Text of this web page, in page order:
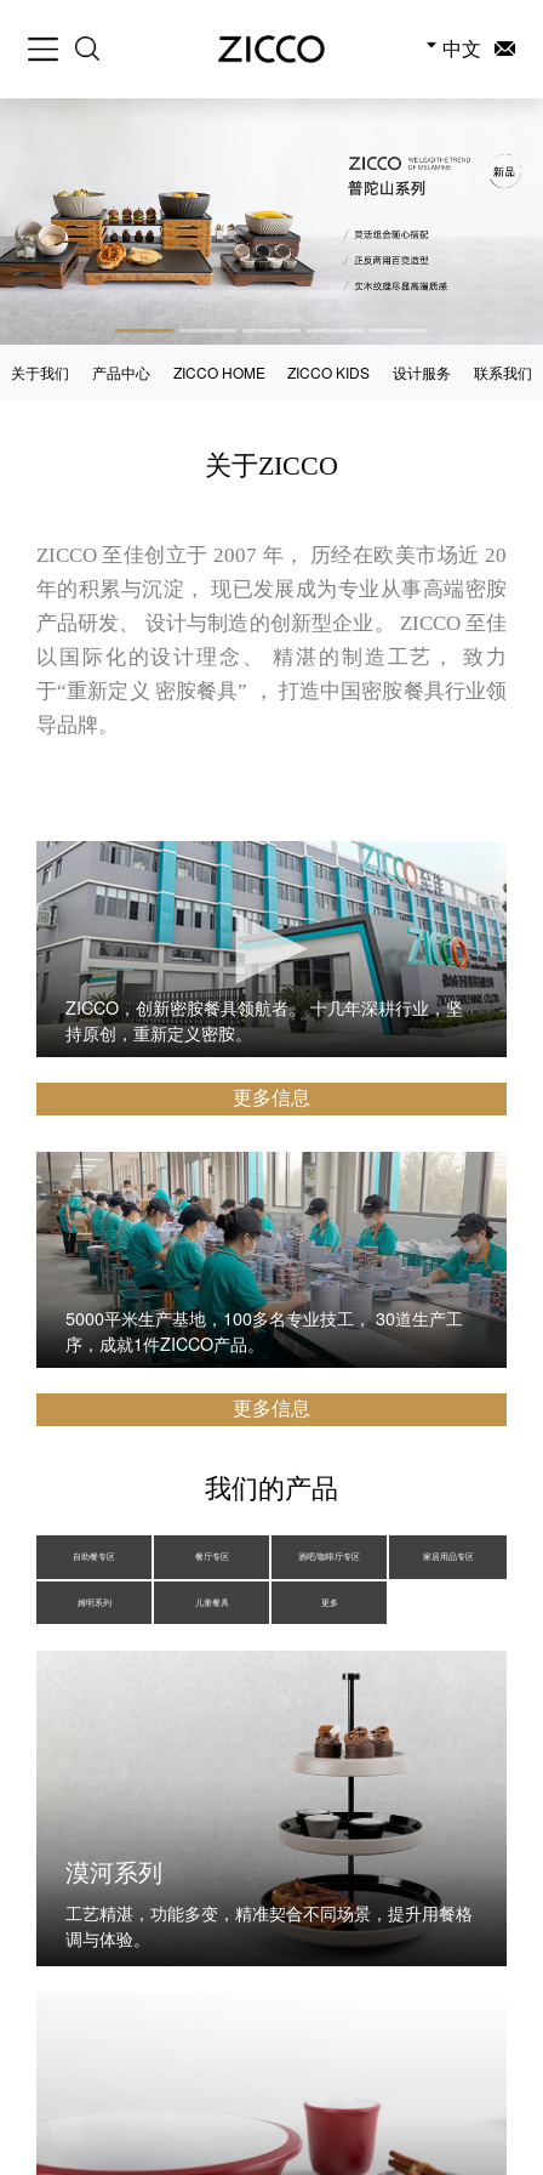
中文
关于我们 产品中心 ZICCO HOME ZICCO KIDS 设计服务 联系我们
关于ZICCO
ZICCO 至佳创立于 2007 年， 历经在欧美市场近 20
年的积累与沉淀， 现已发展成为专业从事高端密胺
产品研发、 设计与制造的创新型企业。 ZICCO 至佳
以国际化的设计理念、 精湛的制造工艺， 致力
于“重新定义 密胺餐具” ， 打造中国密胺餐具行业领
导品牌。
ZICCO，创新密胺餐具领航者。 十几年深耕行业，坚
持原创，重新定义密胺。
更多信息
5000平米生产基地，100多名专业技工， 30道生产工
序，成就1件ZICCO产品。
更多信息
我们的产品
自助餐专区 餐厅专区 酒吧/咖啡厅专区 家居用品专区
姆明系列 儿童餐具 更多
漠河系列
工艺精湛，功能多变，精准契合不同场景，提升用餐格
调与体验。